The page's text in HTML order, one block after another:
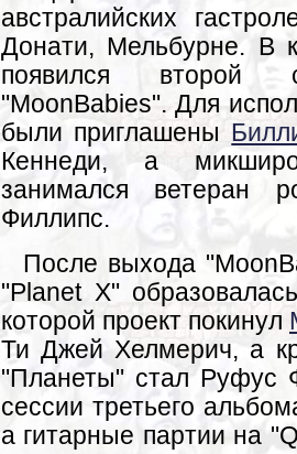
австралийских
Донати, Мельбурне. В
появился второй
"MoonBabies". Для
были приглашены
Кеннеди, а
занимался ветеран
Филлипс.
После выхода
"Planet X"
которой проект покинул
Ти Джей Хелмерич, а
"Планеты" стал Руфус
сессии третьего
а гитарные партии на